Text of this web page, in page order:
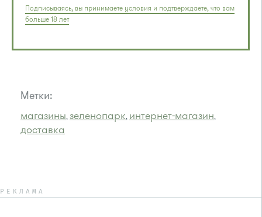
Подписываясь, вы принимаете условия и подтверждаете, что вам
больше 18 лет
Метки:
магазины,зеленопарк, интернет-магазин,
доставка
РЕКЛАМА